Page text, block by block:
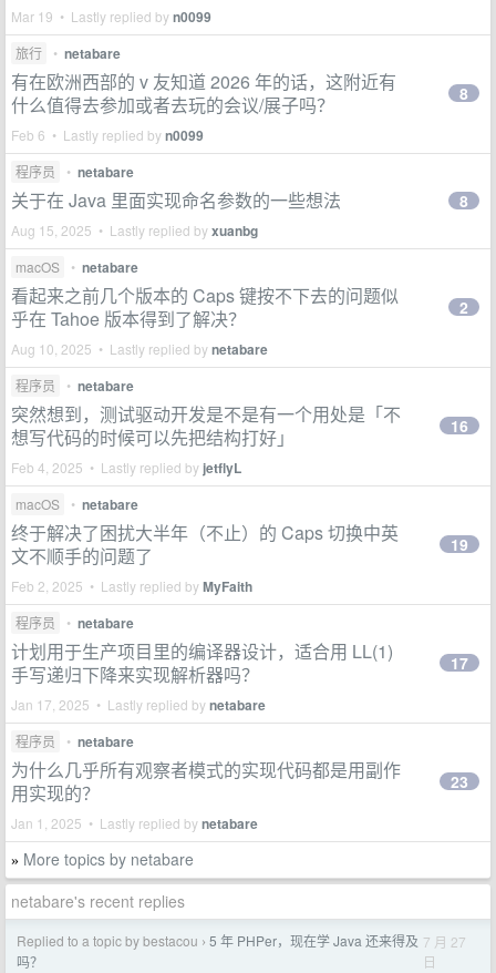
Mar 19 • Lastly replied byn0099
旅行 • netabare
有在欧洲西部的 v 友知道 2026 年的话，这附近有
什么值得去参加或者去玩的会议/展子吗？
Feb 6 • Lastly replied byn0099
8
程序员 • netabare
关于在 Java 里面实现命名参数的一些想法
Aug 15, 2025 • Lastly replied byxuanbg
8
macOS • netabare
看起来之前几个版本的 Caps 键按不下去的问题似
乎在 Tahoe 版本得到了解决？
Aug 10, 2025 • Lastly replied bynetabare
2
程序员 • netabare
突然想到，测试驱动开发是不是有一个用处是「不
想写代码的时候可以先把结构打好」
Feb 4, 2025 • Lastly replied by jetflyL
16
macOS • netabare
终于解决了困扰大半年（不止）的 Caps 切换中英
文不顺手的问题了
Feb 2, 2025 • Lastly replied byMyFaith
19
程序员 • netabare
计划用于生产项目里的编译器设计，适合用 LL(1)
手写递归下降来实现解析器吗？
Jan 17, 2025 • Lastly replied bynetabare
17
程序员 • netabare
为什么几乎所有观察者模式的实现代码都是用副作
用实现的？
Jan 1, 2025 • Lastly replied bynetabare
23
» More topics by netabare
netabare's recent replies
Replied to a topic by bestacou › 5 年 PHPer，现在学 Java 还来得及
吗？
7 月 27
日